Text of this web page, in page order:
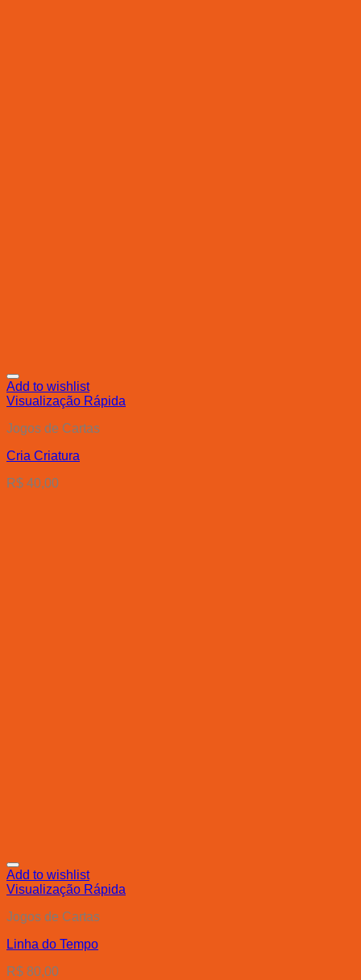
Add to wishlist
Visualização Rápida
Jogos de Cartas
Cria Criatura
R$ 40,00
Add to wishlist
Visualização Rápida
Jogos de Cartas
Linha do Tempo
R$ 80,00